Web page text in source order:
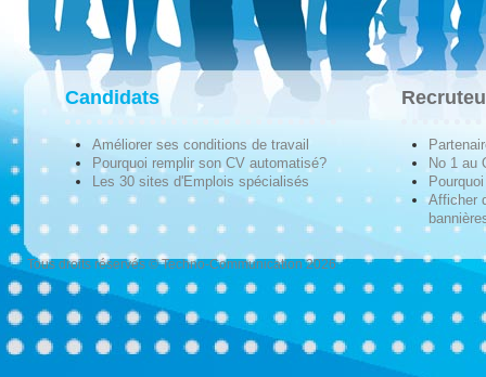
Candidats
Améliorer ses conditions de travail
Pourquoi remplir son CV automatisé?
Les 30 sites d'Emplois spécialisés
No 1 au
Afficher
Tous droits réservés © Techno-Communication 2026